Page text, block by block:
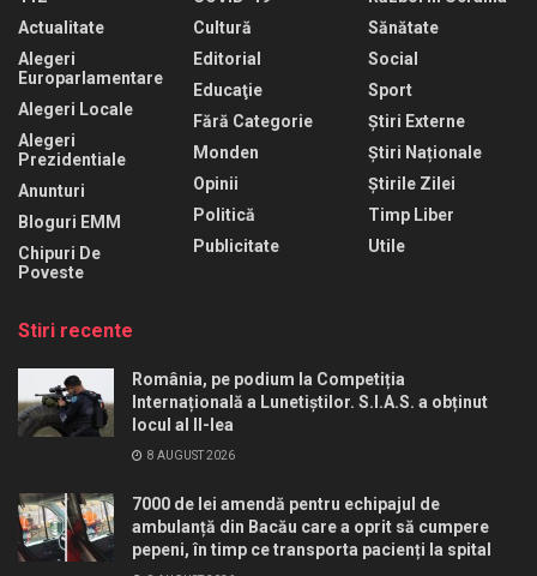
Actualitate
Alegeri
Europarlamentare
Alegeri Locale
Alegeri
Prezidentiale
Anunturi
Bloguri EMM
Chipuri De
Poveste
Cultură
Editorial
Educaţie
Fără Categorie
Monden
Opinii
Politică
Publicitate
Sănătate
Social
Sport
Știri Externe
Știri Naționale
Știrile Zilei
Timp Liber
Utile
Stiri recente
România, pe podium la Competiția
Internațională a Lunetiștilor. S.I.A.S. a obținut
locul al II-lea
8 AUGUST 2026
7000 de lei amendă pentru echipajul de
ambulanță din Bacău care a oprit să cumpere
pepeni, în timp ce transporta pacienți la spital